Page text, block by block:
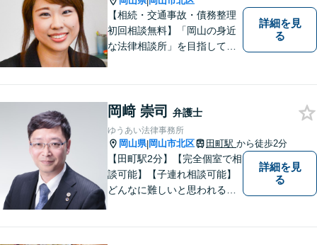
【相続・交通事故・債務整理
初回相談無料】「岡山の身近
な法律相談所」を目指してい
んなささいなことでも構いま
せん。お気軽にご相談くださ
い。【土曜日も受付可能】
【専用駐車場あり】
詳細を見
る
岡﨑 崇司 弁護士
ゆうあい法律事務所
岡山県|岡山市北区 田町駅 から徒歩2分
【田町駅2分】【完全個室で相
談可能】【子連れ相談可能】
どんなに難しいと思われる案
詳細を見
る